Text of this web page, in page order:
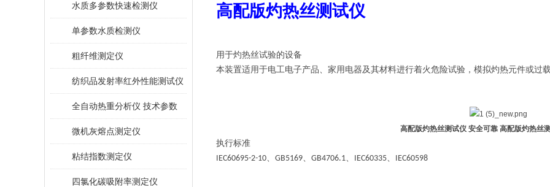
水质多参数快速检测仪
单参数水质检测仪
粗纤维测定仪
纺织品发射率红外性能测试仪
全自动热重分析仪 技术参数
微机灰熔点测定仪
粘结指数测定仪
四氯化碳吸附率测定仪
高配版灼热丝测试仪
用于灼热丝试验的设备
本装置适用于电工电子产品、家用电器及其材料进行着火危险试验，模拟灼热元件或过
高配版灼热丝测试仪 安全可靠 高配版灼热丝
执行标准
IEC60695-2-10、 GB5169、 GB4706.1、 IEC60335、 IEC60598